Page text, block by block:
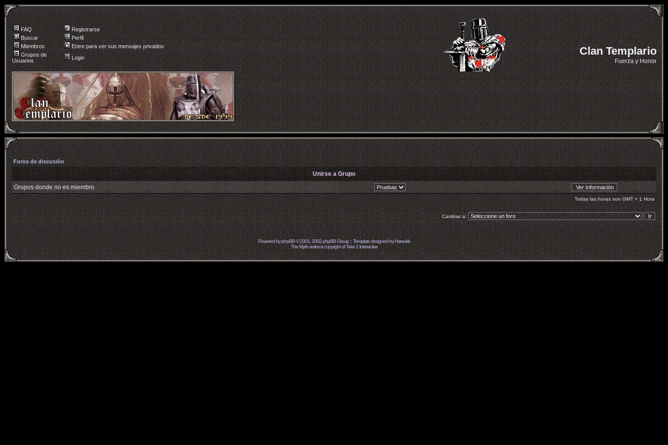
FAQ
Registrarse
Buscar
Perfil
Miembros
Entre para ver sus mensajes privados
Grupos de
Usuarios
Login
Clan Templario
Fuerza y Honor
Foros de discusión
Unirse a Grupo
Grupos donde no es miembro
Todas las horas son GMT + 1 Hora
Cambiar a:
Powered byphpBB© 2001, 2002 phpBB Group :: Template designed byHaravikk
The Myth series is copyright ofTake 2 Interactive